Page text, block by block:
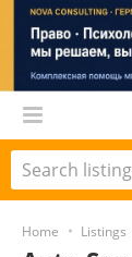
Home Listings